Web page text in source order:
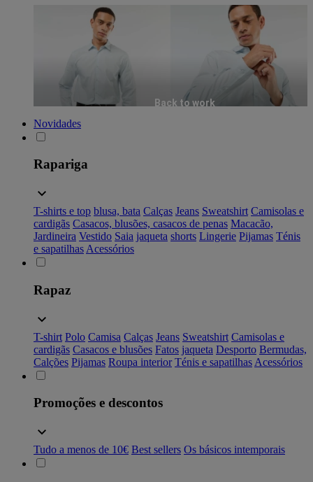
Back to work
Novidades
Rapariga
T-shirts e top blusa, bata Calças Jeans Sweatshirt Camisolas e
cardigãs Casacos, blusões, casacos de penas Macacão,
Jardineira Vestido Saia jaqueta shorts Lingerie Pijamas Ténis
e sapatilhas Acessórios
Rapaz
T-shirt Polo Camisa Calças Jeans Sweatshirt Camisolas e
cardigãs Casacos e blusões Fatos jaqueta Desporto Bermudas,
Calções Pijamas Roupa interior Ténis e sapatilhas Acessórios
Promoções e descontos
Tudo a menos de 10€ Best sellers Os básicos intemporais